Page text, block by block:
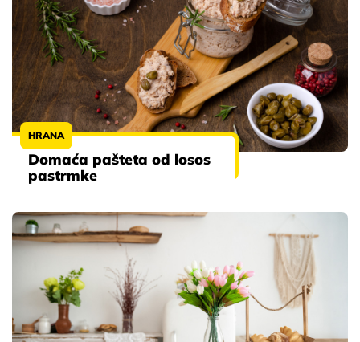
HRANA
Domaća pašteta od losos
pastrmke